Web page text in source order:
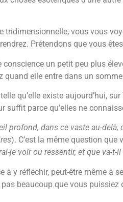
vous vous
Prétendons que vous
un petit peu plus
quand elle entre dans un
qu’elle existe aujourd’hui,
parce qu’elles ne
profond, dans ce vaste au-
). C’est la même question que
je voir ou ressentir, et que va-t-il
y réfléchir, peut-être même à
beaucoup que vous